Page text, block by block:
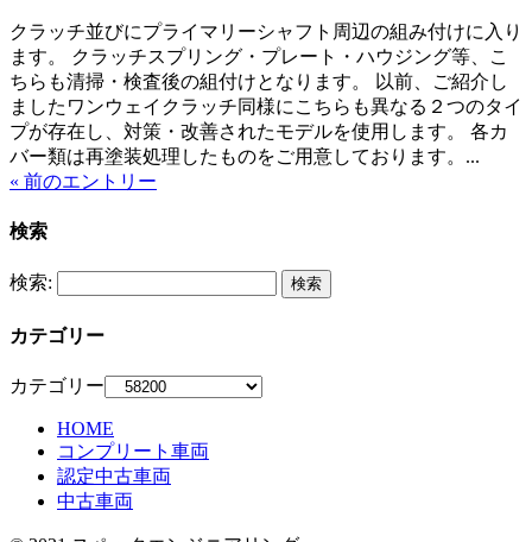
クラッチ並びにプライマリーシャフト周辺の組み付けに入り
ます。 クラッチスプリング・プレート・ハウジング等、こ
ちらも清掃・検査後の組付けとなります。 以前、ご紹介し
ましたワンウェイクラッチ同様にこちらも異なる２つのタイ
プが存在し、対策・改善されたモデルを使用します。 各カ
バー類は再塗装処理したものをご用意しております。...
« 前のエントリー
検索
検索:
カテゴリー
カテゴリー
HOME
コンプリート車両
認定中古車両
中古車両